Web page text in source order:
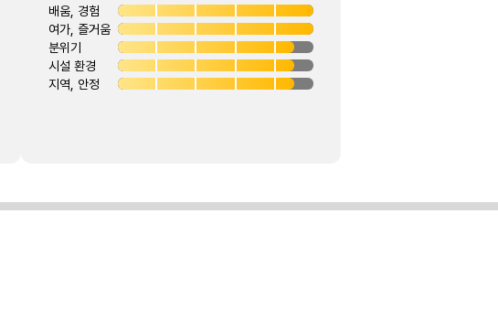
배움, 경험
여가, 즐거움
분위기
시설 환경
지역, 안정